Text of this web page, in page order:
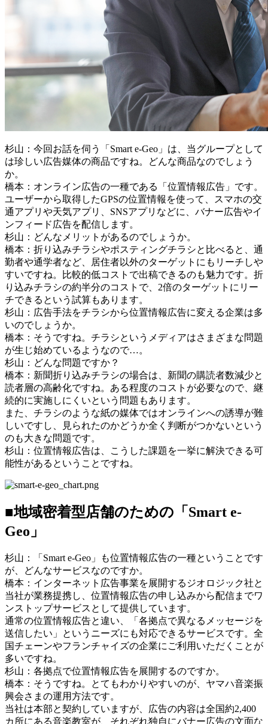
杉山：今回お話を伺う「Smart e-Geo」は、当グループとして
は珍しい広告媒体の商品ですね。どんな商品なのでしょう
か。
橋本：オンライン広告の一種である「位置情報広告」です。
ユーザーから取得したGPSの位置情報を使って、スマホの交
通アプリや天気アプリ、SNSアプリなどに、バナー広告やイ
ンフィード広告を配信します。
杉山：どんなメリットがあるのでしょうか。
橋本：折り込みチラシやポスティングチラシと比べると、通
勤者や通学者など、居住者以外のターゲットにもリーチしや
すいですね。比較的低コストで出稿できるのも魅力です。折
り込みチラシの約半分のコストで、2倍のターゲットにリー
チできるという試算もあります。
杉山：広告手法をチラシから位置情報広告に変える企業は多
いのでしょうか。
橋本：そうですね。チラシというメディアはさまざまな問題
が生じ始めているようなので…。
杉山：どんな問題ですか？
橋本：新聞折り込みチラシの場合は、新聞の購読者数減少と
読者層の高齢化ですね。ある程度のコストが必要なので、継
続的に実施しにくいという問題もあります。
また、チラシのような紙の媒体ではオンラインへの誘導が難
しいですし、見られたのかどうか全く判断がつかないという
のも大きな問題です。
杉山：位置情報広告は、こうした課題を一挙に解決できる可
能性があるということですね。
■地域密着型店舗のための「Smart e-
Geo」
杉山：「Smart e-Geo」も位置情報広告の一種ということです
が、どんなサービスなのですか。
橋本：インターネット広告事業を展開するジオロジック社と
当社が業務提携し、位置情報広告の申し込みから配信までワ
ンストップサービスとして提供しています。
通常の位置情報広告と違い、「各拠点で異なるメッセージを
送信したい」というニーズにも対応できるサービスです。全
国チェーンやフランチャイズの企業にご利用いただくことが
多いですね。
杉山：各拠点で位置情報広告を展開するのですか。
橋本：そうですね。とてもわかりやすいのが、ヤマハ音楽振
興会さまの運用方法です。
当社は本部と契約していますが、広告の内容は全国約2,400
カ所にある音楽教室が、それぞれ独自にバナー広告の文面な